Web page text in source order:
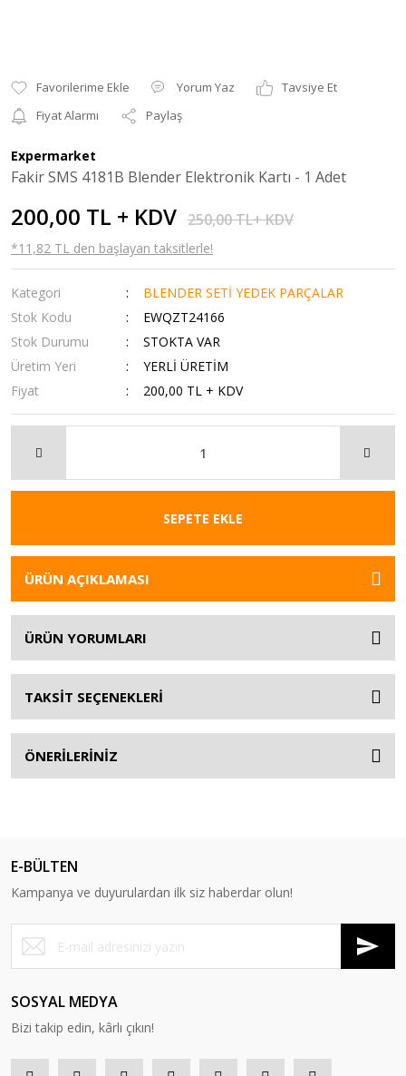
Yorum Yaz
Tavsiye Et
Fiyat Alarmı
Paylaş
Expermarket
Fakir SMS 4181B Blender Elektronik Kartı - 1 Adet
200,00 TL + KDV 250,00 TL+ KDV
*11,82 TL den başlayan taksitlerle!
Kategori
BLENDER SETİ YEDEK PARÇALAR
Stok Kodu
EWQZT24166
Stok Durumu
STOKTA VAR
Üretim Yeri
YERLİ ÜRETİM
Fiyat
200,00 TL + KDV
SEPETE EKLE
ÜRÜN AÇIKLAMASI
ÜRÜN YORUMLARI
TAKSİT SEÇENEKLERİ
ÖNERİLERİNİZ
E-BÜLTEN
Kampanya ve duyurulardan ilk siz haberdar olun!
SOSYAL MEDYA
Bizi takip edin, kârlı çıkın!